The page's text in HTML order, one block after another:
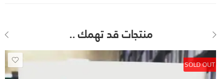
منتجات قد تهمك ..
SOLD OUT